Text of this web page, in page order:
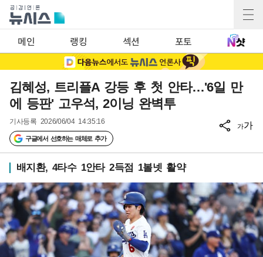
메인 랭킹 섹션 포토
김혜성, 트리플A 강등 후 첫 안타…'6일 만
에 등판' 고우석, 2이닝 완벽투
기사등록 2026/06/04 14:35:16
구글에서 선호하는 매체로 추가
가가
배지환, 4타수 1안타 2득점 1볼넷 활약